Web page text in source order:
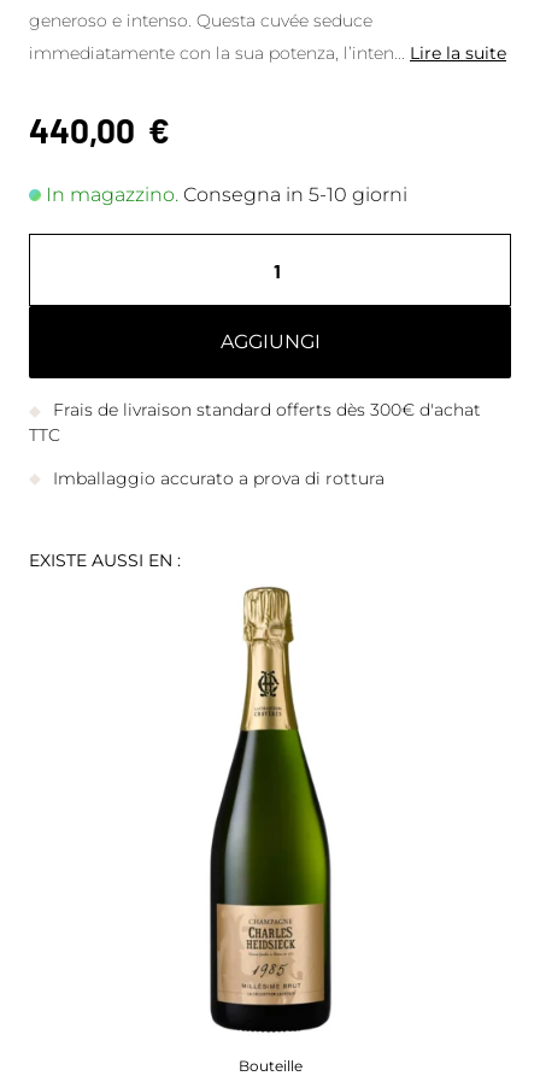
generoso e intenso. Questa cuvée seduce
immediatamente con la sua potenza, l’inten
Lire la suite
440,00 €
In magazzino. Consegna in 5-10 giorni
AGGIUNGI
Frais de livraison standard offerts dès 300€ d'achat
TTC
Imballaggio accurato a prova di rottura
EXISTE AUSSI EN :
Bouteille